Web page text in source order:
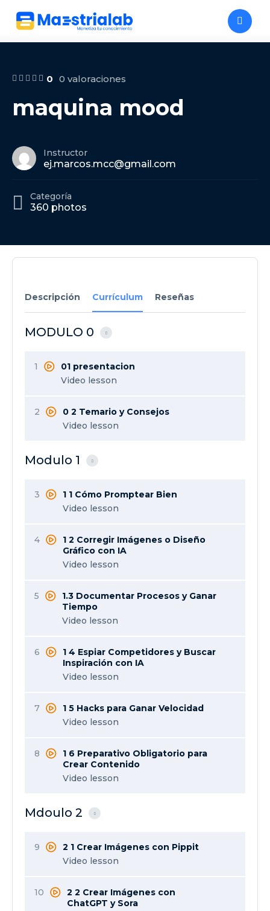
0 0 valoraciones
maquina mood
Instructor
ej.marcos.mcc@gmail.com
Categoría
360 photos
Descripción Currículum Reseñas
MODULO 0
1
01 presentacion
Video lesson
2
0 2 Temario y Consejos
Video lesson
Modulo 1
3
1 1 Cómo Promptear Bien
Video lesson
4
1 2 Corregir Imágenes o Diseño
Gráfico con IA
Video lesson
5
1.3 Documentar Procesos y Ganar
Tiempo
Video lesson
6
1 4 Espiar Competidores y Buscar
Inspiración con IA
Video lesson
7
1 5 Hacks para Ganar Velocidad
Video lesson
8
1 6 Preparativo Obligatorio para
Crear Contenido
Video lesson
Mdoulo 2
9
2 1 Crear Imágenes con Pippit
Video lesson
10
2 2 Crear Imágenes con
ChatGPT y Sora